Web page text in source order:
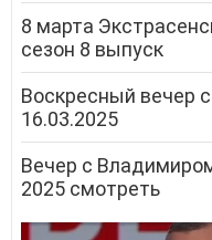
8 марта
сезон 8 выпуск
Воскресный вечер
16.03.2025
Вечер с
2025 смотреть